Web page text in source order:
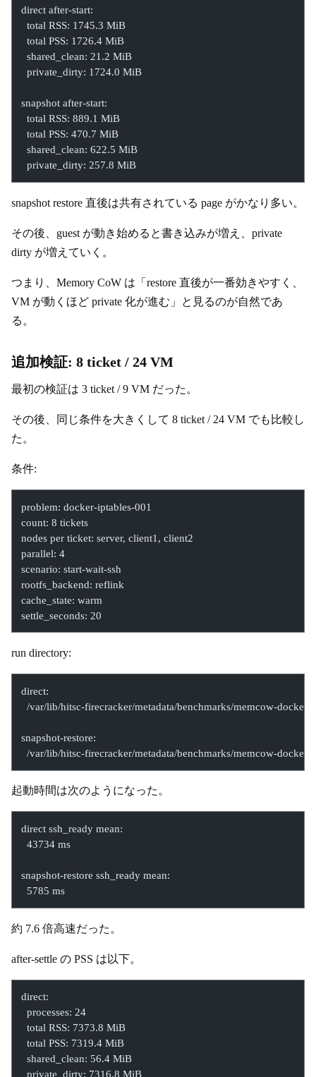
direct after-start:
  total RSS: 1745.3 MiB
  total PSS: 1726.4 MiB
  shared_clean: 21.2 MiB
  private_dirty: 1724.0 MiB
snapshot after-start:
  total RSS: 889.1 MiB
  total PSS: 470.7 MiB
  shared_clean: 622.5 MiB
  private_dirty: 257.8 MiB
snapshot restore 直後は共有されている page がかなり多い。
その後、guest が動き始めると書き込みが増え、private
dirty が増えていく。
つまり、Memory CoW は「restore 直後が一番効きやすく、
VM が動くほど private 化が進む」と見るのが自然であ
る。
追加検証: 8 ticket / 24 VM
最初の検証は 3 ticket / 9 VM だった。
その後、同じ条件を大きくして 8 ticket / 24 VM でも比較し
た。
条件:
problem: docker-iptables-001
count: 8 tickets
nodes per ticket: server, client1, client2
parallel: 4
scenario: start-wait-ssh
rootfs_backend: reflink
cache_state: warm
settle_seconds: 20
run directory:
direct:
/var/lib/hitsc-firecracker/metadata/benchmarks/memcow-
snapshot-restore:
/var/lib/hitsc-firecracker/metadata/benchmarks/memcow-
起動時間は次のようになった。
direct ssh_ready mean:
  43734 ms
snapshot-restore ssh_ready mean:
  5785 ms
約 7.6 倍高速だった。
after-settle の PSS は以下。
direct:
  processes: 24
  total RSS: 7373.8 MiB
  total PSS: 7319.4 MiB
  shared_clean: 56.4 MiB
  private_dirty: 7316.8 MiB